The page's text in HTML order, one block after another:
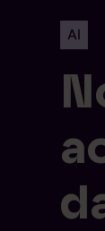
AI